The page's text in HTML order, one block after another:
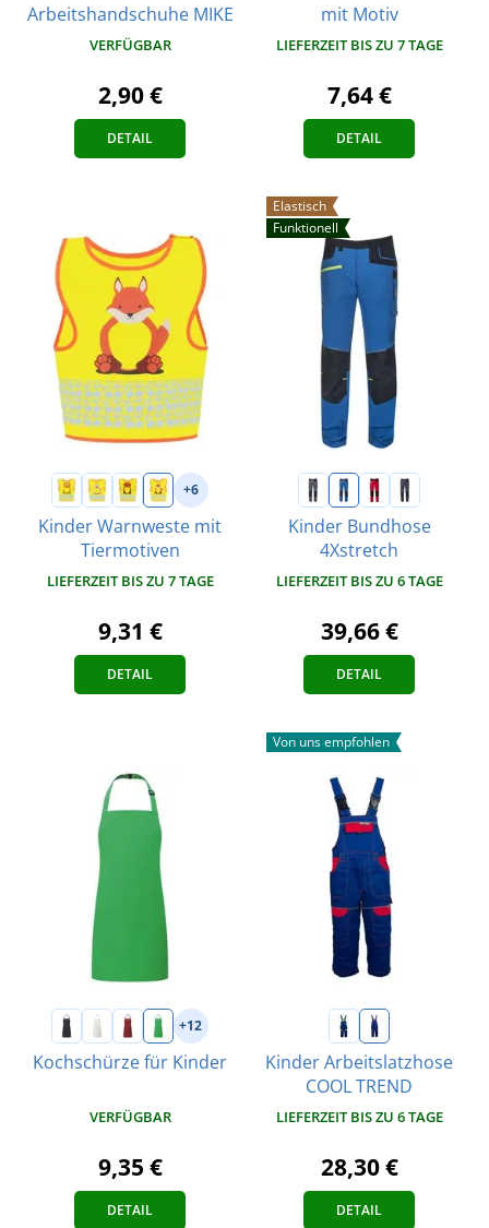
Arbeitshandschuhe MIKE
VERFÜGBAR
2,90 €
DETAIL
mit Motiv
LIEFERZEIT BIS ZU 7 TAGE
7,64 €
DETAIL
+6
Kinder Warnweste mit
Tiermotiven
LIEFERZEIT BIS ZU 7 TAGE
9,31 €
DETAIL
Elastisch
Funktionell
Kinder Bundhose
4Xstretch
LIEFERZEIT BIS ZU 6 TAGE
39,66 €
DETAIL
+12
Kochschürze für Kinder
VERFÜGBAR
9,35 €
DETAIL
Von uns empfohlen
Kinder Arbeitslatzhose
COOL TREND
LIEFERZEIT BIS ZU 6 TAGE
28,30 €
DETAIL